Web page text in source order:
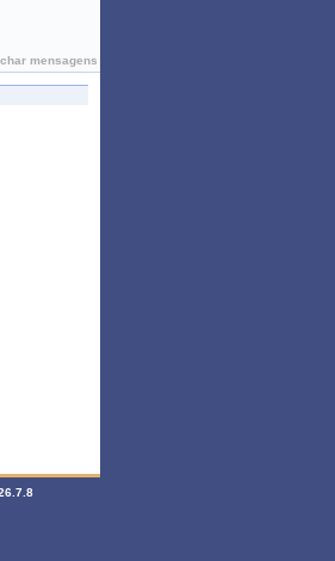
mensagens